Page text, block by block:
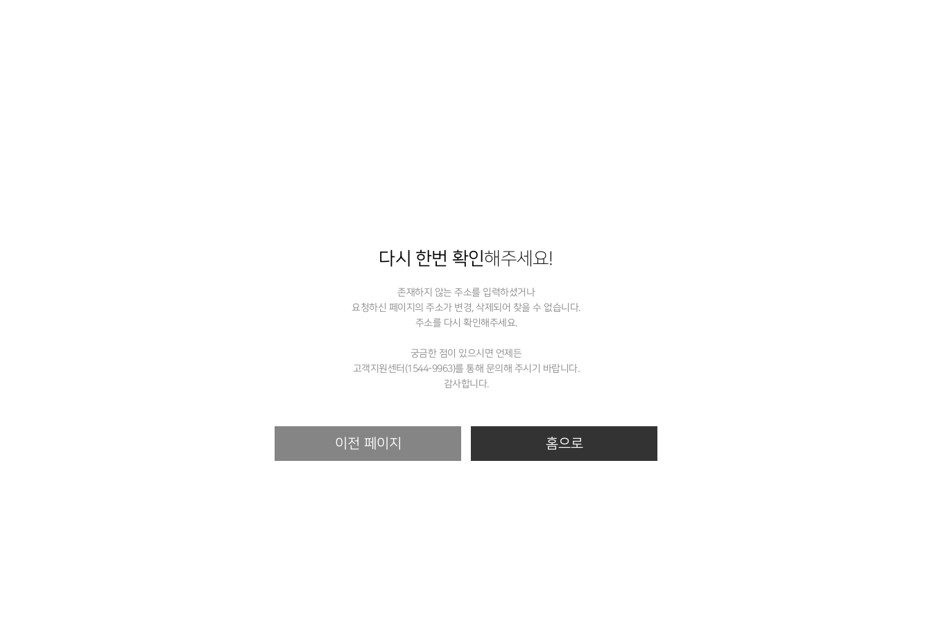
다시 한번 확인해주세요!
존재하지 않는 주소를 입력하셨거나
요청하신 페이지의 주소가 변경, 삭제되어 찾을 수 없습니다.
주소를 다시 확인해주세요.
궁금한 점이 있으시면 언제든
고객지원센터 (1544-9963)를 통해 문의해 주시기 바랍니다.
감사합니다.
이전 페이지 홈으로